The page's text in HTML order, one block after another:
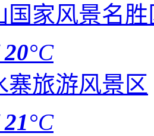
国家风景名胜
°C
寨旅游风景区
°C